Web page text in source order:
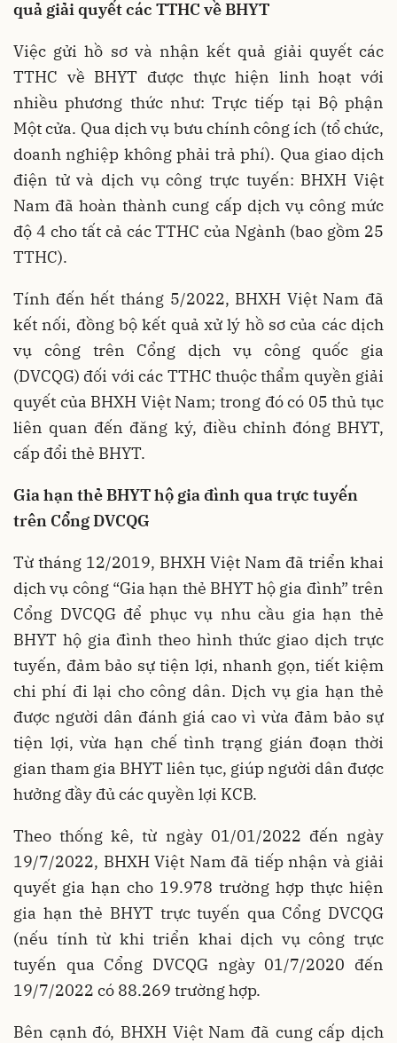
quả giải quyết các TTHC về BHYT
Việc gửi hồ sơ và nhận kết quả giải quyết các
TTHC về BHYT được thực hiện linh hoạt với
nhiều phương thức như: Trực tiếp tại Bộ phận
Một cửa. Qua dịch vụ bưu chính công ích (tổ chức,
doanh nghiệp không phải trả phí). Qua giao dịch
điện tử và dịch vụ công trực tuyến: BHXH Việt
Nam đã hoàn thành cung cấp dịch vụ công mức
độ 4 cho tất cả các TTHC của Ngành (bao gồm 25
TTHC).
Tính đến hết tháng 5/2022, BHXH Việt Nam đã
kết nối, đồng bộ kết quả xử lý hồ sơ của các dịch
vụ công trên Cổng dịch vụ công quốc gia
(DVCQG) đối với các TTHC thuộc thẩm quyền giải
quyết của BHXH Việt Nam; trong đó có 05 thủ tục
liên quan đến đăng ký, điều chỉnh đóng BHYT,
cấp đổi thẻ BHYT.
Gia hạn thẻ BHYT hộ gia đình qua trực tuyến
trên Cổng DVCQG
Từ tháng 12/2019, BHXH Việt Nam đã triển khai
dịch vụ công “Gia hạn thẻ BHYT hộ gia đình” trên
Cổng DVCQG để phục vụ nhu cầu gia hạn thẻ
BHYT hộ gia đình theo hình thức giao dịch trực
tuyến, đảm bảo sự tiện lợi, nhanh gọn, tiết kiệm
chi phí đi lại cho công dân. Dịch vụ gia hạn thẻ
được người dân đánh giá cao vì vừa đảm bảo sự
tiện lợi, vừa hạn chế tình trạng gián đoạn thời
gian tham gia BHYT liên tục, giúp người dân được
hưởng đầy đủ các quyền lợi KCB.
Theo thống kê, từ ngày 01/01/2022 đến ngày
19/7/2022, BHXH Việt Nam đã tiếp nhận và giải
quyết gia hạn cho 19.978 trường hợp thực hiện
gia hạn thẻ BHYT trực tuyến qua Cổng DVCQG
(nếu tính từ khi triển khai dịch vụ công trực
tuyến qua Cổng DVCQG ngày 01/7/2020 đến
19/7/2022 có 88.269 trường hợp.
Bên cạnh đó, BHXH Việt Nam đã cung cấp dịch